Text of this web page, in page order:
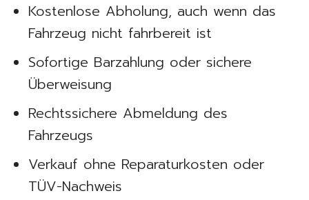
Kostenlose Abholung, auch wenn das
Fahrzeug nicht fahrbereit ist
Sofortige Barzahlung oder sichere
Überweisung
Rechtssichere Abmeldung des
Fahrzeugs
Verkauf ohne Reparaturkosten oder
TÜV-Nachweis